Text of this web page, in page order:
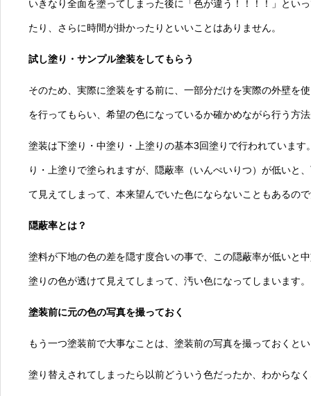
いきなり全面を塗ってしまった後に「色が違う！！！！」とい
たり、さらに時間が掛かったりといいことはありません。
試し塗り・サンプル塗装をしてもらう
そのため、実際に塗装をする前に、一部分だけを実際の外壁を
を行ってもらい、希望の色になっているか確かめながら行う方
塗装は下塗り・中塗り・上塗りの基本3回塗りで行われています
り・上塗りで塗られますが、隠蔽率（いんぺいりつ）が低いと
て見えてしまって、本来望んでいた色にならないこともあるの
隠蔽率とは？
塗料が下地の色の差を隠す度合いの事で、この隠蔽率が低いと
塗りの色が透けて見えてしまって、汚い色になってしまいます。
塗装前に元の色の写真を撮っておく
もう一つ塗装前で大事なことは、塗装前の写真を撮っておくと
塗り替えされてしまったら以前どういう色だったか、わからな